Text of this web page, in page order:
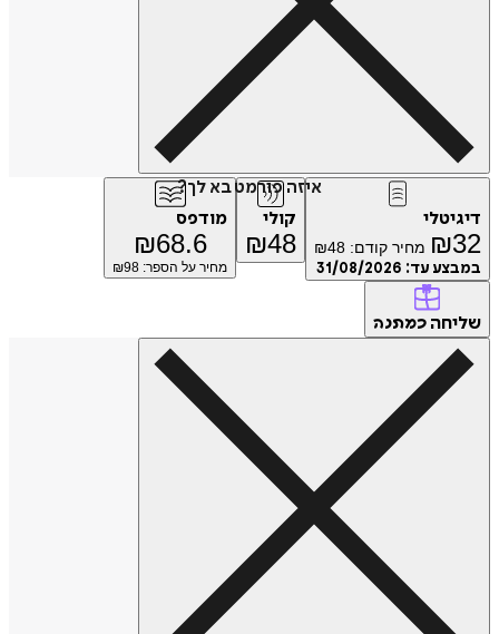
איזה פורמט בא לך?
₪ מחיר קודם: ₪48
עד:31/08/2026
₪ 48
מודפס
₪68.6
מחיר על הספר: ₪98
כמתנה